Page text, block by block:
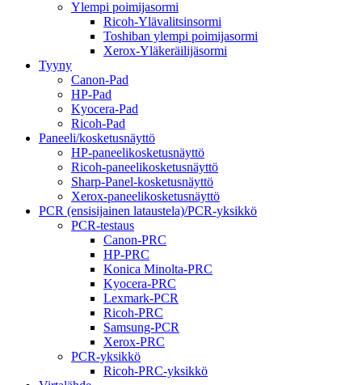
Ylempi poimijasormi
Ricoh-Ylävalitsinsormi
Toshiban ylempi poimijasormi
Xerox-Yläkeräilijäsormi
Tyyny
Canon-Pad
HP-Pad
Kyocera-Pad
Ricoh-Pad
Paneeli/kosketusnäyttö
HP-paneelikosketusnäyttö
Ricoh-paneelikosketusnäyttö
Sharp-Panel-kosketusnäyttö
Xerox-paneelikosketusnäyttö
PCR (ensisijainen lataustela)/PCR-yksikkö
PCR-testaus
Canon-PRC
HP-PRC
Konica Minolta-PRC
Kyocera-PRC
Lexmark-PCR
Ricoh-PRC
Samsung-PCR
Xerox-PRC
PCR-yksikkö
Ricoh-PRC-yksikkö